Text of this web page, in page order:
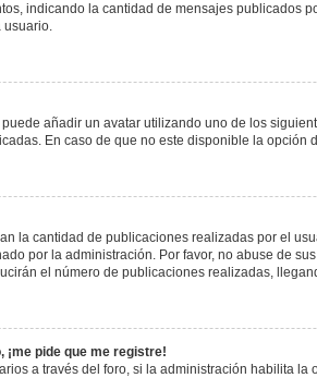
indicando la cantidad de mensajes publicados
usuario.
añadir un avatar utilizando uno de los
En caso de que no este disponible la
la cantidad de publicaciones realizadas por el
por la administración. Por favor, no abuse de
el número de publicaciones realizadas,
¡me pide que me registre!
a través del foro, si la administración habilita